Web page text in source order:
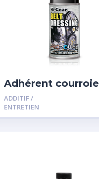
Adhérent courroie
ADDITIF /
ENTRETIEN